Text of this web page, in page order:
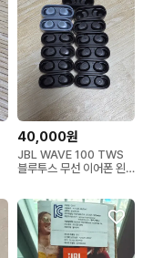
40,000원
JBL WAVE 100 TWS
블루투스 무선 이어폰 왼